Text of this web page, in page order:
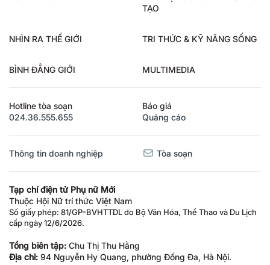
TẠO
NHÌN RA THẾ GIỚI TRI THỨC & KỸ NĂNG SỐNG
BÌNH ĐẲNG GIỚI MULTIMEDIA
Hotline tòa soạn
024.36.555.655
Báo giá
Quảng cáo
Thông tin doanh nghiệp Tòa soạn
Tạp chí điện tử Phụ nữ Mới
Thuộc Hội Nữ trí thức Việt Nam
Số giấy phép: 81/GP-BVHTTDL do Bộ Văn Hóa, Thể Thao và Du Lịch
cấp ngày 12/6/2026.
Tổng biên tập: Chu Thị Thu Hằng
Địa chỉ: 94 Nguyễn Hy Quang, phường Đống Đa, Hà Nội.